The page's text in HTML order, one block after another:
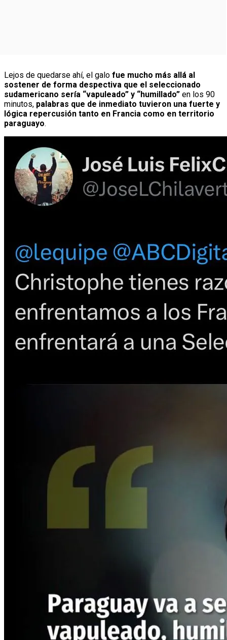
Lejos de quedarse ahí, el galo fue mucho más allá al
sostener de forma despectiva que el seleccionado
sudamericano sería “vapuleado” y “humillado” en los 90
minutos, palabras que de inmediato tuvieron una fuerte y
lógica repercusión tanto en Francia como en territorio
paraguayo.